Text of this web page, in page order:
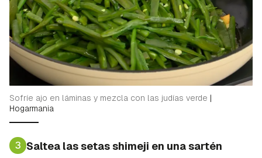
Sofríe ajo en láminas y mezcla con las judías verde |
Hogarmania
3 Saltea las setas shimeji en una sartén